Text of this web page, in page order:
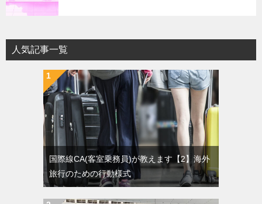
人気記事一覧
国際線CA(客室乗務員)が教えます【2】海外
旅行のための行動様式